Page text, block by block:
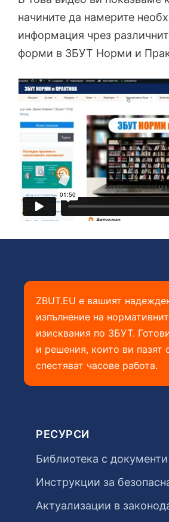
начините да намерите
информация чрез
форми в ЗБУТ Норми и
ZBUT.EU е вашият
изпълнение на
изисквания по ЗБУТ.
и решения, които ви пазят
спестяват часове работа.
РЕСУРСИ
Библиотека с
Инструкции за
Актуализации в